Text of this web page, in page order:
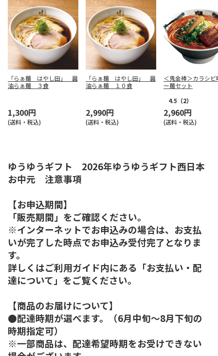
「らぁ麺 はやし田」 醤
油らぁ麺 ３食
1,300円
(送料・税込)
「らぁ麺 はやし田」 醤
油らぁ麺 １０食
2,990円
(送料・税込)
＜鬼金棒＞カラシビ
ー麺セット
4.5 （2）
2,960円
(送料・税込)
ゆうゆうギフト 2026年ゆうゆうギフト西日本
お中元 注意事項
【お申込期間】
「販売期間」をご確認ください。
※インターネットでお申込みの場合は、お支払
いが完了した時点でお申込み受付完了となりま
す。
詳しくはご利用ガイド内にある「お支払い・配
達について」をご覧ください。
【商品のお届けについて】
●配達時期が選べます。（6月中旬～8月下旬の
時期指定可）
※一部商品は、配達希望時期をお受けできない